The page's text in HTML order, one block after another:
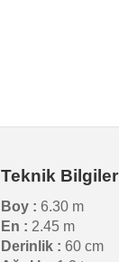
Teknik Bilgiler
Boy : 6.30 m
En : 2.45 m
Derinlik : 60 cm